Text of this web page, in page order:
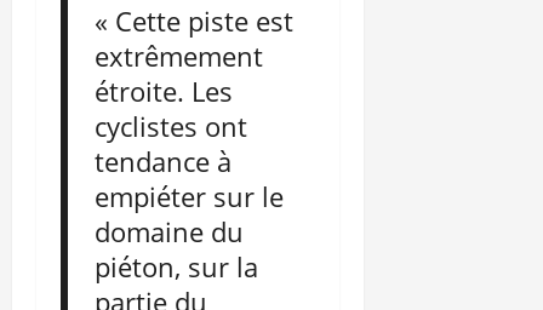
« Cette piste est
extrêmement
étroite. Les
cyclistes ont
tendance à
empiéter sur le
domaine du
piéton, sur la
partie du